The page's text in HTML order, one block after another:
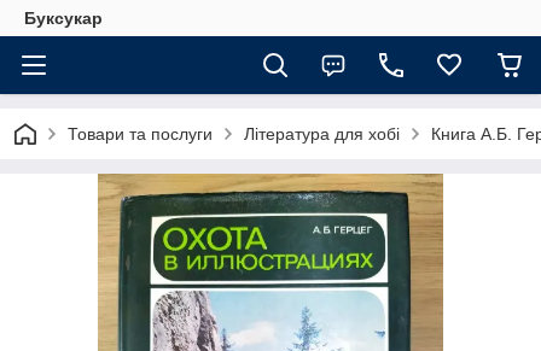
Буксукар
Товари та послуги Література для хобі Книга А.Б.